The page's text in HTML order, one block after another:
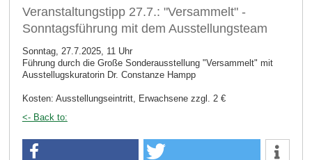
Veranstaltungstipp 27.7.: "Versammelt" -
Sonntagsführung mit dem Ausstellungsteam
Sonntag, 27.7.2025, 11 Uhr
Führung durch die Große Sonderausstellung "Versammelt" mit
Ausstellugskuratorin Dr. Constanze Hampp
Kosten: Ausstellungseintritt, Erwachsene zzgl. 2 €
<- Back to: